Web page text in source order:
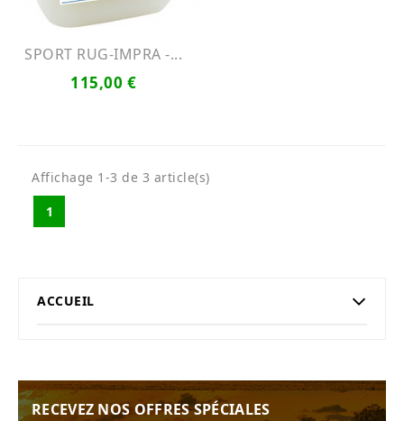
SPORT RUG-IMPRA -...
115,00 €
Affichage 1-3 de 3 article(s)
1
ACCUEIL
RECEVEZ NOS OFFRES SPÉCIALES